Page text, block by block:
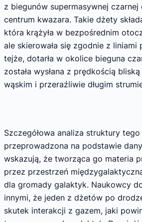
z biegunów supermasywnej czarnej
centrum kwazara. Takie dżety
która krążyła w bezpośrednim
ale skierowała się zgodnie z liniami
tejże, dotarła w okolice bieguna
została wysłana z prędkością
wąskim i przeraźliwie długim
Szczegółowa analiza struktury
przeprowadzona na podstawie
wskazują, że tworząca go materia
przez przestrzeń
dla gromady galaktyk. Naukowcy
innymi, że jeden z dżetów po
skutek interakcji z gazem, jaki